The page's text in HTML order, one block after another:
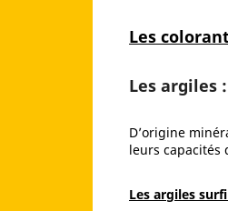
Les
Les argiles :
D’origine
leurs capacités
Les argiles